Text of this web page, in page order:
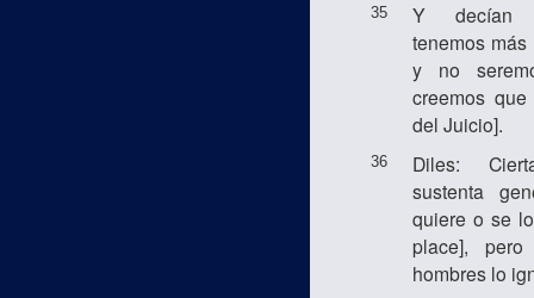
35
Y decían
tenemos
y no
creemos
del Juicio].
36
Diles:
sustenta
quiere o se
place],
hombres lo